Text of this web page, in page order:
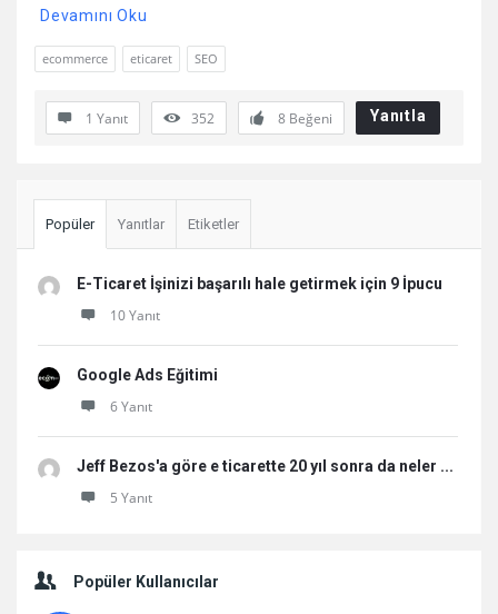
Devamını Oku
ecommerce eticaret SEO
1 Yanıt 352 8 Beğeni Yanıtla
Sidebar
Popüler Yanıtlar Etiketler
E-Ticaret İşinizi başarılı hale getirmek için 9 İpucu
10 Yanıt
Google Ads Eğitimi
6 Yanıt
Jeff Bezos'a göre e ticarette 20 yıl sonra da neler ...
5 Yanıt
Popüler Kullanıcılar